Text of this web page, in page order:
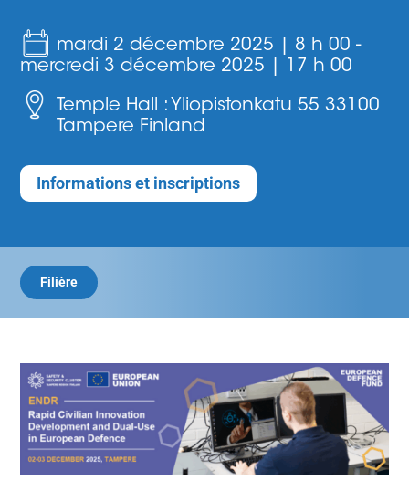
mardi 2 décembre 2025 | 8 h 00 -
mercredi 3 décembre 2025 | 17 h 00
Temple Hall : Yliopistonkatu 55 33100
Tampere Finland
Informations et inscriptions
Filière